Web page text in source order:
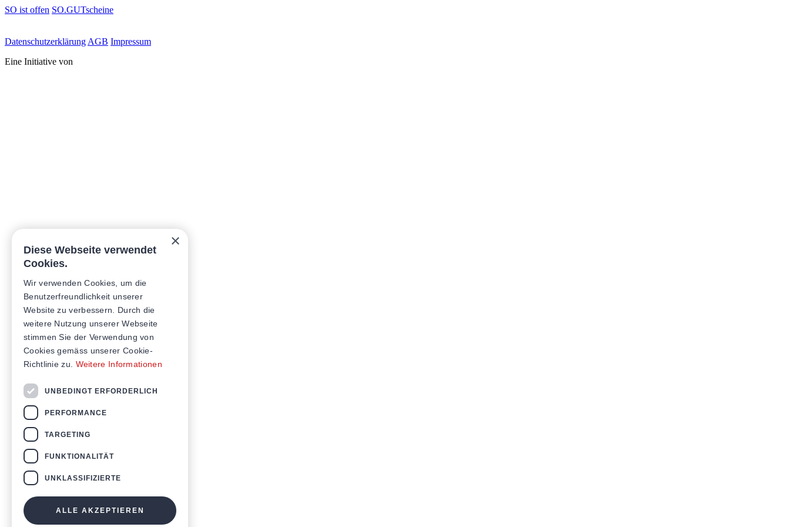
SO ist offen SO.GUTscheine
Daten­schutz­erklärung AGB Impressum
Eine Initiative von
×
Diese Webseite verwendet
Cookies.
Wir verwenden Cookies, um die
Benutzerfreundlichkeit unserer
Website zu verbessern. Durch die
weitere Nutzung unserer Webseite
stimmen Sie der Verwendung von
Cookies gemäss unserer Cookie-
Richtlinie zu. Weitere Informationen
UNBEDINGT ERFORDERLICH
PERFORMANCE
TARGETING
FUNKTIONALITÄT
UNKLASSIFIZIERTE
ALLE AKZEPTIEREN